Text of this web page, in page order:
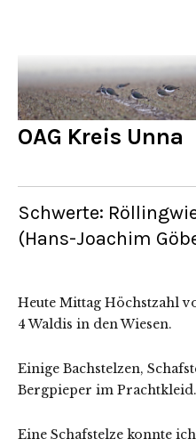
OAG Kreis Unna
Schwerte:
(Hans-Joachim
Heute Mittag Höchstzahl
4 Waldis in den Wiesen.
Einige Bachstelzen,
Bergpieper im Prachtkleid.
Eine Schafstelze konnte